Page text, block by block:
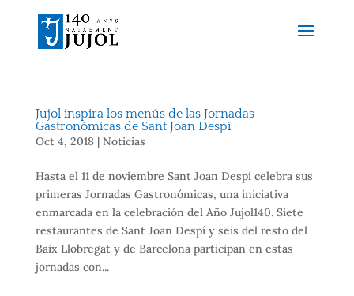
Jujol inspira los menús de las Jornadas
Gastronómicas de Sant Joan Despí
Oct 4, 2018| Noticias
Hasta el 11 de noviembre Sant Joan Despí celebra sus
primeras Jornadas Gastronómicas, una iniciativa
enmarcada en la celebración del Año Jujol140. Siete
restaurantes de Sant Joan Despí y seis del resto del
Baix Llobregat y de Barcelona participan en estas
jornadas con...